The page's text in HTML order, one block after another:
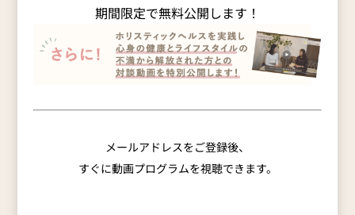
期間限定で無料公開します！
メールアドレスをご登録後、
すぐに動画プログラムを視聴できます。